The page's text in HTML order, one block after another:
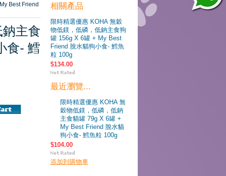
Best Friend
主食
食- 鱈
相關產品
限時精選優惠 KOHA 無穀
物低鎂，低磷，低鈉主食狗
罐 156g X 6罐 + My Best
Friend 脫水貓狗小食- 鱈魚
粒 100g
$134.00
最近瀏覽...
限時精選優惠 KOHA 無
穀物低鎂，低磷，低鈉
主食貓罐 79g X 6罐 +
My Best Friend 脫水貓
狗小食- 鱈魚粒 100g
$104.00
添加到購物車